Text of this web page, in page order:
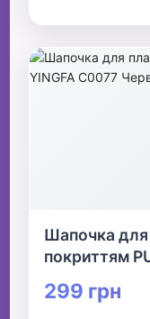
Шапочка для
покриттям
299 грн